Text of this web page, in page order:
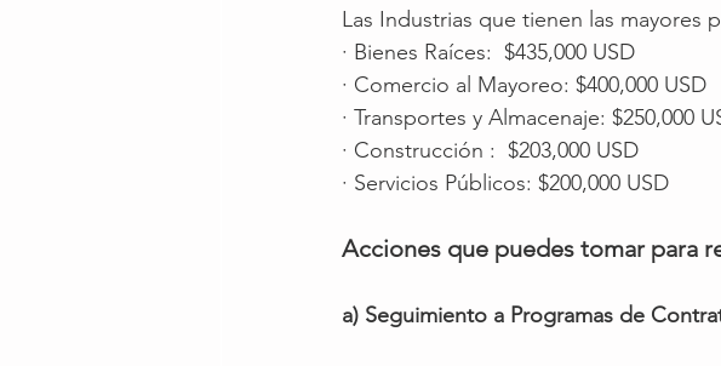
Las Industrias que tienen las mayores
· Bienes Raíces:  $435,000 USD
· Comercio al Mayoreo: $400,000 USD
· Transportes y Almacenaje: $250,000
· Construcción :  $203,000 USD
· Servicios Públicos: $200,000 USD
Acciones que puedes tomar para
a) Seguimiento a Programas de